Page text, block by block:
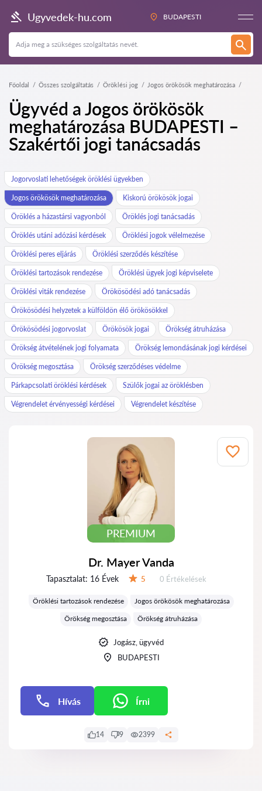
Ugyvedek-hu.com BUDAPESTI
Főoldal Összes szolgáltatás Öröklési jog Jogos örökösök meghatározása
Ügyvéd a Jogos örökösök
meghatározása BUDAPESTI –
Szakértői jogi tanácsadás
Jogorvoslati lehetőségek öröklési ügyekben
Jogos örökösök meghatározása Kiskorú örökösök jogai
Öröklés a házastársi vagyonból Öröklés jogi tanácsadás
Öröklés utáni adózási kérdések Öröklési jogok vélelmezése
Öröklési peres eljárás Öröklési szerződés készítése
Öröklési tartozások rendezése Öröklési ügyek jogi képviselete
Öröklési viták rendezése Örökösödési adó tanácsadás
Örökösödési helyzetek a külföldön élő örökösökkel
Örökösödési jogorvoslat Örökösök jogai Örökség átruházása
Örökség átvételének jogi folyamata Örökség lemondásának jogi kérdései
Örökség megosztása Örökség szerződéses védelme
Párkapcsolati öröklési kérdések Szülők jogai az öröklésben
Végrendelet érvényességi kérdései Végrendelet készítése
PREMIUM
Dr. Mayer Vanda
Tapasztalat: 16 Évek 5 Értékelések:
0 Értékelések
Öröklési tartozások rendezése
Jogos örökösök meghatározása
Örökség megosztása
Örökség átruházása
Jogász, ügyvéd
BUDAPESTI
Hívás Írni
14 9 2399